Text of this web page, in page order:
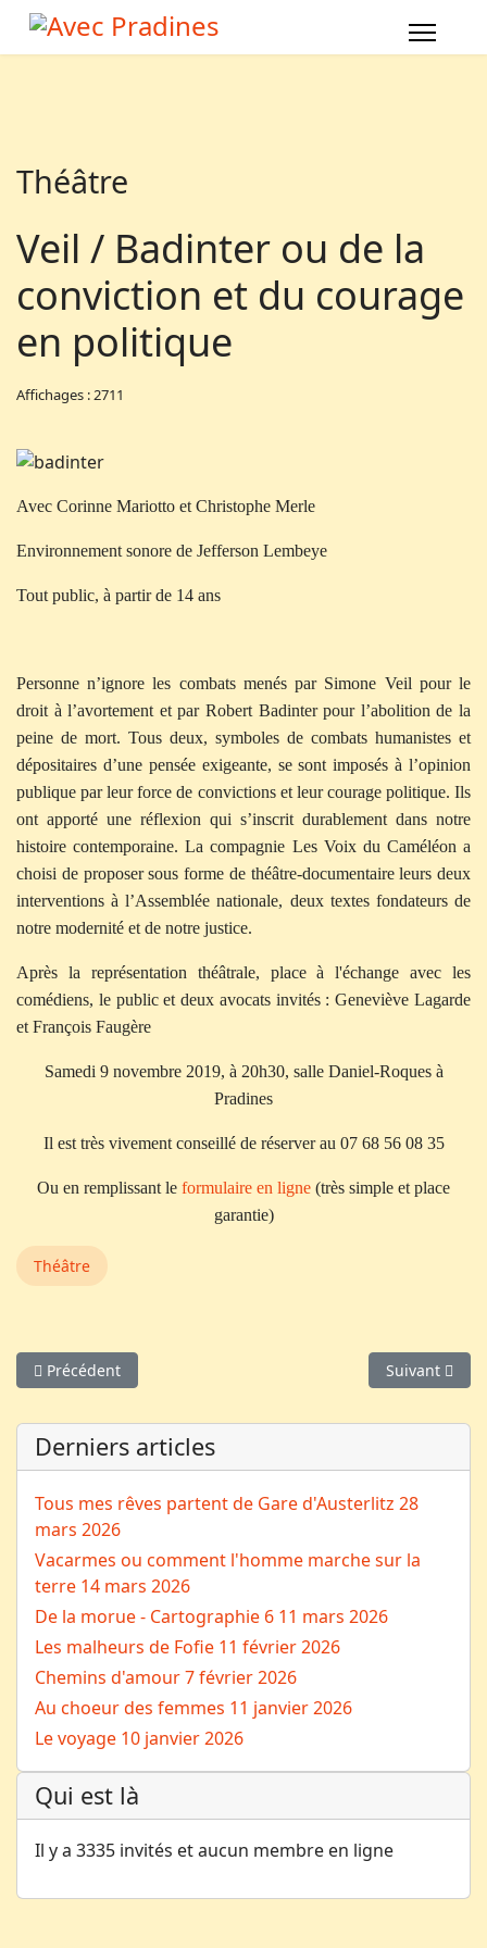
Théâtre
Veil / Badinter ou de la
conviction et du courage
en politique
Affichages : 2711
Avec Corinne Mariotto et Christophe Merle
Environnement sonore de Jefferson Lembeye
Tout public, à partir de 14 ans
Personne n’ignore les combats menés par Simone Veil pour le
droit à l’avortement et par Robert Badinter pour l’abolition de la
peine de mort. Tous deux, symboles de combats humanistes et
dépositaires d’une pensée exigeante, se sont imposés à l’opinion
publique par leur force de convictions et leur courage politique. Ils
ont apporté une réflexion qui s’inscrit durablement dans notre
histoire contemporaine. La compagnie Les Voix du Caméléon a
choisi de proposer sous forme de théâtre-documentaire leurs deux
interventions à l’Assemblée nationale, deux textes fondateurs de
notre modernité et de notre justice.
Après la représentation théâtrale, place à l'échange avec les
comédiens, le public et deux avocats invités : Geneviève Lagarde
et François Faugère
Samedi 9 novembre 2019, à 20h30, salle Daniel-Roques à
Pradines
Il est très vivement conseillé de réserver au 07 68 56 08 35
Ou en remplissant le formulaire en ligne (très simple et place
garantie)
Théâtre
Article précédent : Mange ta soupe
Précédent Article
Suivant
Derniers articles
Tous mes rêves partent de Gare d'Austerlitz 28
mars 2026
Vacarmes ou comment l'homme marche sur la
terre 14 mars 2026
De la morue - Cartographie 6 11 mars 2026
Les malheurs de Fofie 11 février 2026
Chemins d'amour7 février 2026
Au choeur des femmes 11 janvier 2026
Le voyage 10 janvier 2026
Qui est là
Il y a 3335 invités et aucun membre en ligne